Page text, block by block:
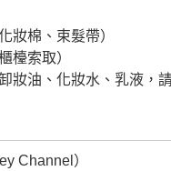
妝棉、束髮帶）
檯索取）
妝油、化妝水、乳液，
Channel）